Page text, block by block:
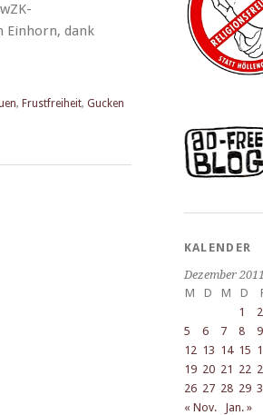
Ein­horn, dank
, Frustfreiheit, Gucken
KALENDER
Dezember 2011
M
D M D
1
2
5
6 7 8 9
12 13 14 15
19 20 21 22
26 27 28 29
« Nov.
Jan. »